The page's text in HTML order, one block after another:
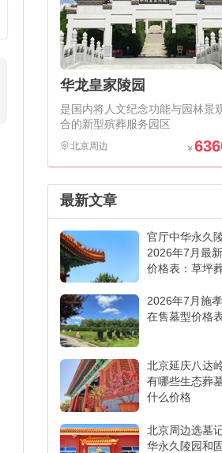
华龙皇家陵园
是国内将人文纪念功能与园林景
合的新型殡葬服务园区
北京周边
最新文章
官厅中华永久
2026年7月最
价格表：草坪
表看懂
2026年7月施
在售墓型价格
北京延庆八达
有哪些生态葬
什么价格
北京周边选墓
华永久陵园和